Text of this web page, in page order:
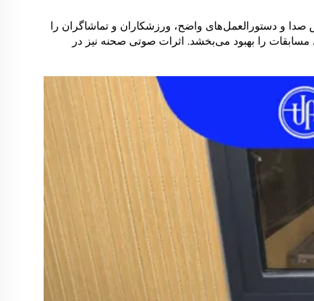
و دستورالعمل‌های واضح، ورزشکاران و تماشاگران را
مسابقات را بهبود می‌بخشد. اثرات صوتی صحنه نیز در